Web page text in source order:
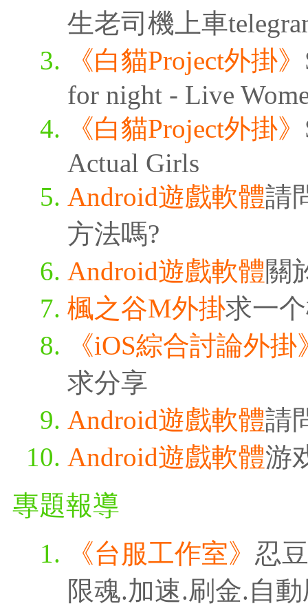
生老司機上車
《白貓Project外掛》
for night - Live
《白貓Project外掛》
Actual Girls
Android遊戲軟體請
方法嗎?
Android遊戲軟體關
楓之谷M外掛求一
《iOS綜合討論外掛
求分享
Android遊戲軟體請
Android遊戲軟體游
專題報導
《台服工作室》 忍
限魂.加速.刷金.自